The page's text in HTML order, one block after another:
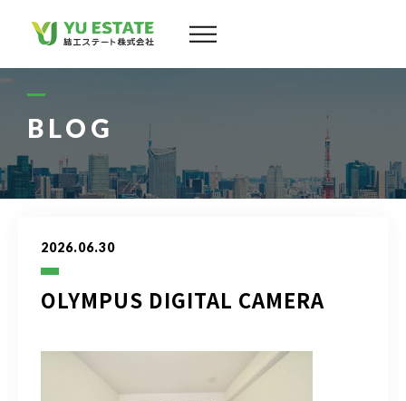
BLOG
2026.06.30
OLYMPUS DIGITAL CAMERA
物件情報
お客様の声